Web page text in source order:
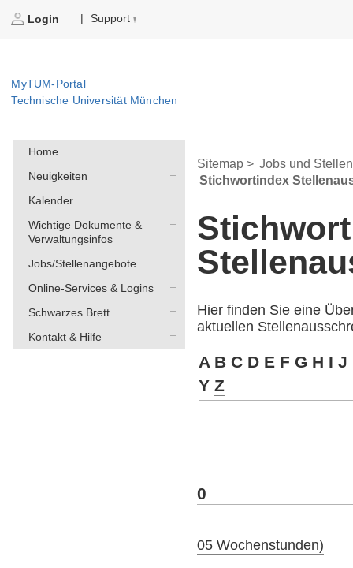
Login | Support
MyTUM-Portal
Technische Universität München
Home
Neuigkeiten
Kalender
Wichtige Dokumente &
Verwaltungsinfos
Jobs/Stellenangebote
Online-Services & Logins
Schwarzes Brett
Kontakt & Hilfe
Sitemap > Jobs und
Stichwortindex
Hier finden Sie eine
aktuellen
A B C D E F G H I J
Y Z
0
05 Wochenstunden)